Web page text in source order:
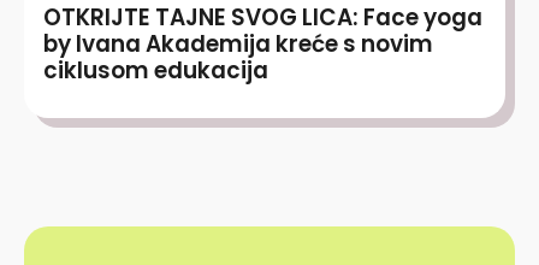
OTKRIJTE TAJNE SVOG LICA: Face yoga
by Ivana Akademija kreće s novim
ciklusom edukacija